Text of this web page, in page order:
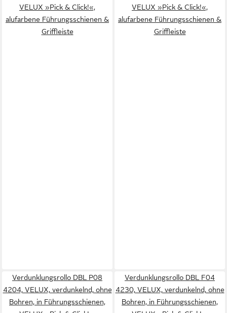
VELUX »Pick & Click!«,
alufarbene Führungsschienen &
Griffleiste
VELUX »Pick & Click!«,
alufarbene Führungsschienen &
Griffleiste
Verdunklungsrollo DBL P08
4204, VELUX, verdunkelnd, ohne
Bohren, in Führungsschienen,
Verdunklungsrollo DBL F04
4230, VELUX, verdunkelnd, ohne
Bohren, in Führungsschienen,